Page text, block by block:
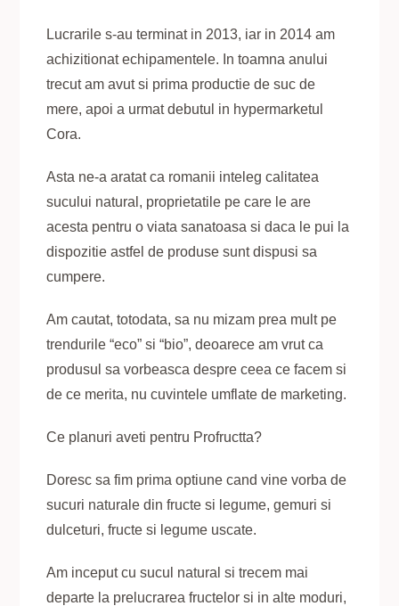
Lucrarile s-au terminat in 2013, iar in 2014 am
achizitionat echipamentele. In toamna anului
trecut am avut si prima productie de suc de
mere, apoi a urmat debutul in hypermarketul
Cora.
Asta ne-a aratat ca romanii inteleg calitatea
sucului natural, proprietatile pe care le are
acesta pentru o viata sanatoasa si daca le pui la
dispozitie astfel de produse sunt dispusi sa
cumpere.
Am cautat, totodata, sa nu mizam prea mult pe
trendurile “eco” si “bio”, deoarece am vrut ca
produsul sa vorbeasca despre ceea ce facem si
de ce merita, nu cuvintele umflate de marketing.
Ce planuri aveti pentru Profructta?
Doresc sa fim prima optiune cand vine vorba de
sucuri naturale din fructe si legume, gemuri si
dulceturi, fructe si legume uscate.
Am inceput cu sucul natural si trecem mai
departe la prelucrarea fructelor si in alte moduri,